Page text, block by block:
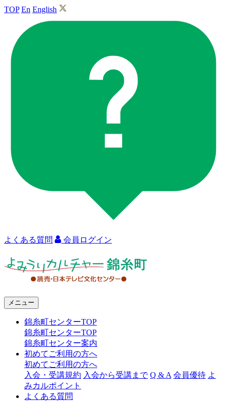
TOP En English
よくある質問 会員ログイン
ャ
メニュー
錦糸町センターTOP
錦糸町センターTOP
錦糸町センター案内
初めてご利用の方へ
初めてご利用の方へ
入会・受講規約 入会から受講まで Q & A 会員優待 よ
みカルポイント
よくある質問